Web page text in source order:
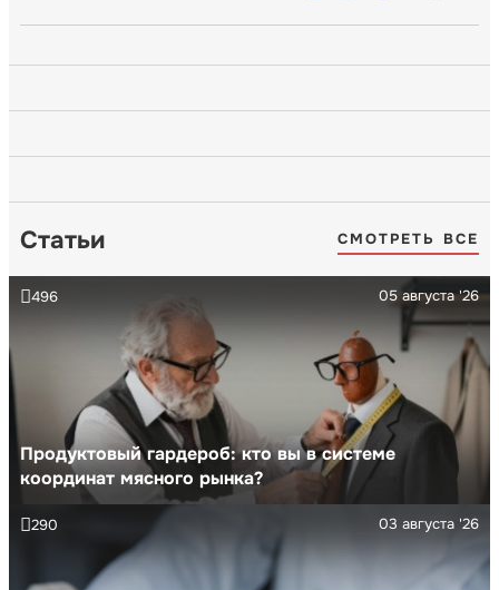
Статьи СМОТРЕТЬ ВСЕ
Продуктовый гардероб: кто вы в системе
координат мясного рынка?
05 августа '26
496
03 августа '26
290